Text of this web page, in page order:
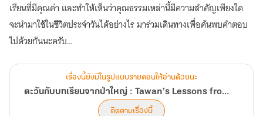
เรียนที่มีคุณค่า และทำให้เห็นว่าคุณธรรมเหล่านี้มีความสำคัญเพียงใด
จะนำมาใช้ในชีวิตประจำวันได้อย่างไร มาร่วมเดินทางเพื่อค้นพบคำตอบ
ไปด้วยกันนะครับ
นิทานเล่มนี้ใช้ตัวอักษรขนาดใหญ่ให้เด็กๆ อ่านได้สบายตา มีภาพ
ประกอบสวยงาม (ในเล่มมีภาพประกอบในหน้าคู่ การปรับอุปกรณ์อ่าน
เป็นแนวนอน หรือเปิดอ่านแบบหน้าคู่จะเห็นภาพสวยงามยิ่งขึ้น)
เรื่องนี้ยังมีในรูปแบบรายตอนให้อ่านด้วยนะ
ตะวันกับบทเรียนจากป่าใหญ่ : Tawan’s Lessons from the Wild
ติดตามเรื่องนี้